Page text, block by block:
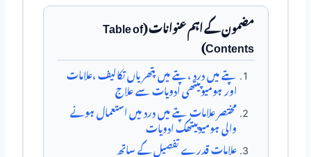
مضمون کے اہم عنوانات (Table of
Contents)
پتے میں درد ،پتے میں پتھریاں تکالیف ،علامات
اور ہومیوپیتھی ادویات سے علاج
مختصر علامات پتے میں درد میں استعمال ہونے
والی ہومیوپیتھک ادویات
علامات قدرے تفصیل کے ساتھ